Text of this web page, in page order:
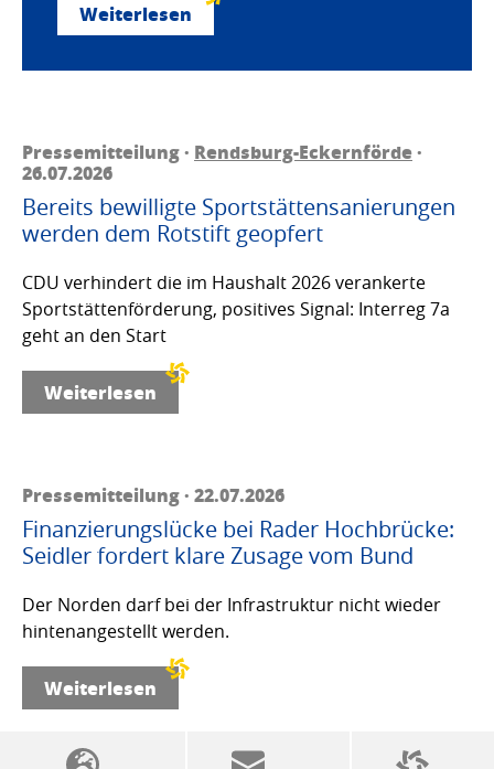
Weiterlesen
Pressemitteilung · Rendsburg-Eckernförde·
26.07.2026
Bereits bewilligte Sportstättensanierungen
werden dem Rotstift geopfert
CDU verhindert die im Haushalt 2026 verankerte
Sportstättenförderung, positives Signal: Interreg 7a
geht an den Start
Weiterlesen
Pressemitteilung · 22.07.2026
Finanzierungslücke bei Rader Hochbrücke:
Seidler fordert klare Zusage vom Bund
Der Norden darf bei der Infrastruktur nicht wieder
hintenangestellt werden.
Weiterlesen